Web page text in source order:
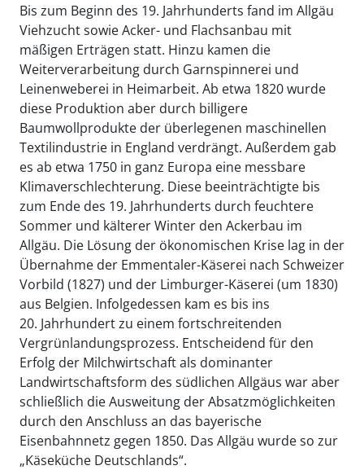
Bis zum Beginn des 19. Jahrhunderts fand im Allgäu
Viehzucht sowie Acker- und Flachsanbau mit
mäßigen Erträgen statt. Hinzu kamen die
Weiterverarbeitung durch Garnspinnerei und
Leinenweberei in Heimarbeit. Ab etwa 1820 wurde
diese Produktion aber durch billigere
Baumwollprodukte der überlegenen maschinellen
Textilindustrie in England verdrängt. Außerdem gab
es ab etwa 1750 in ganz Europa eine messbare
Klimaverschlechterung. Diese beeinträchtigte bis
zum Ende des 19. Jahrhunderts durch feuchtere
Sommer und kälterer Winter den Ackerbau im
Allgäu. Die Lösung der ökonomischen Krise lag in der
Übernahme der Emmentaler-Käserei nach Schweizer
Vorbild (1827) und der Limburger-Käserei (um 1830)
aus Belgien. Infolgedessen kam es bis ins
20. Jahrhundert zu einem fortschreitenden
Vergrünlandungsprozess. Entscheidend für den
Erfolg der Milchwirtschaft als dominanter
Landwirtschaftsform des südlichen Allgäus war aber
schließlich die Ausweitung der Absatzmöglichkeiten
durch den Anschluss an das bayerische
Eisenbahnnetz gegen 1850. Das Allgäu wurde so zur
„Käseküche Deutschlands“.